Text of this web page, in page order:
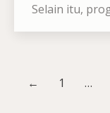
Selain itu,
← 1 …